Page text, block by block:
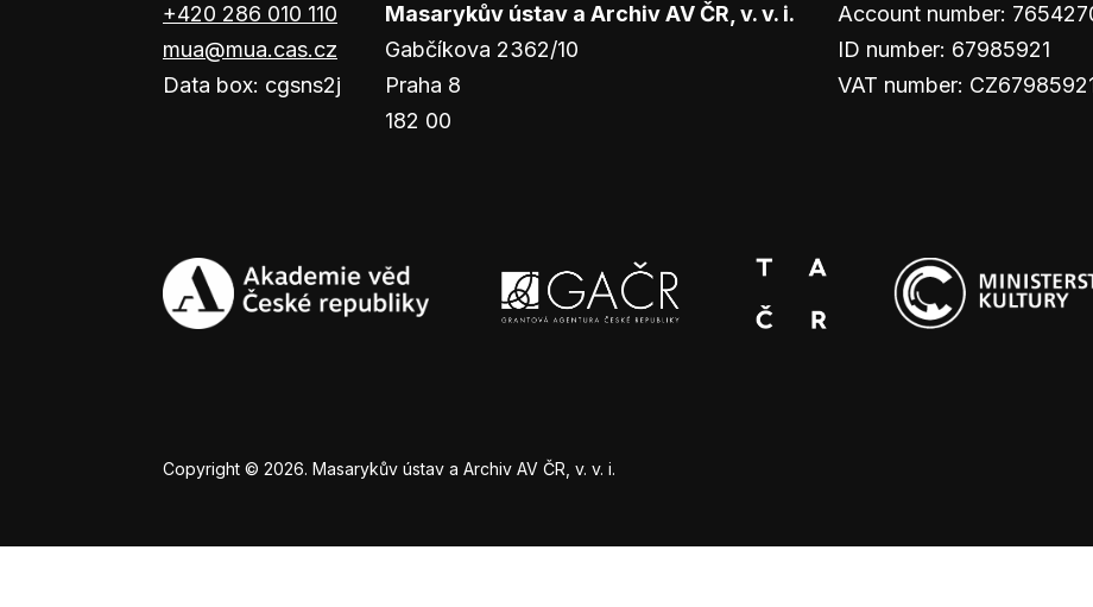
+420 286 010 110
mua@mua.cas.cz
Data box: cgsns2j
Masarykův ústav a Archiv AV ČR, v. v. i.
Gabčíkova 2362/10
Praha 8
182 00
Account number:
ID number: 67985921
VAT number:
Copyright © 2026. Masarykův ústav a Archiv AV ČR, v. v. i.